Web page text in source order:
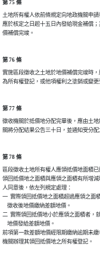
第 75 條
土地所有權人依前條規定向地政機關申
應於核定之日起十五日內發給現金補償
第 76 條
實施區段徵收之土地於地價補償完竣時
第 77 條
徵收機關於抵價地分配完畢後，應由土
第 78 條
區段徵收土地所有權人應領抵價地面積
領回抵價地之面積與應領之面積有所增
人同意後，依左列規定處理：
一  實際領回抵價地之面積超過應領之面
    徵收後地價繳納差額地價。
二  實際領回抵價地小於應領之面積者，
    地價發給差額地價。
前項第一款差額地價經限期繳納逾期未